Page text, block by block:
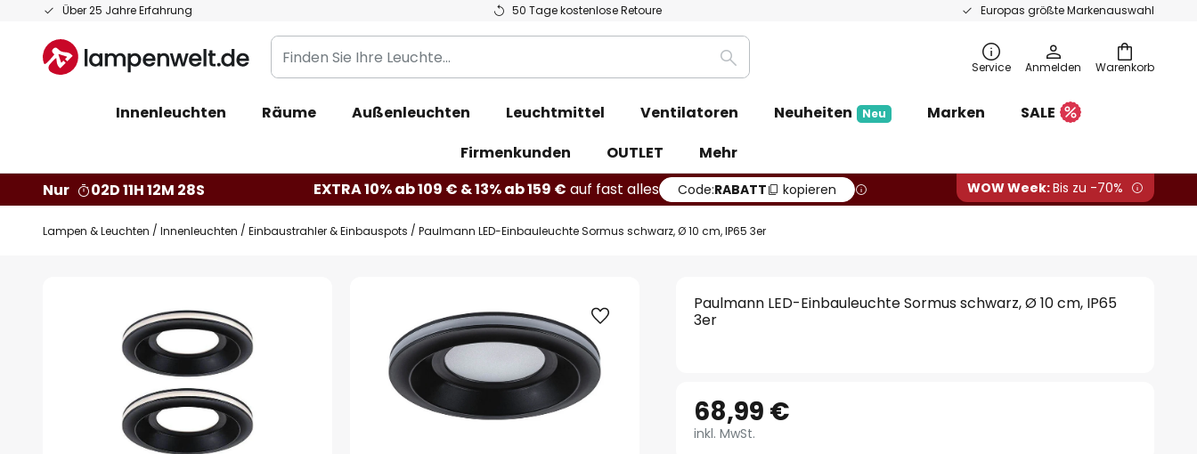
Über 25 Jahre Erfahrung 50 Tage kostenlose Retoure Europas größte Markenauswahl
Zum
springen
Warenkorb
Finden
Sie
Leuchte...
Suche Service Anmelden
Innenleuchten Räume Außenleuchten Leuchtmittel Ventilatoren Neuheiten Neu Marken
SALE
Firmenkunden
OUTLET
Mehr
Nur
02D 11H 12M 27S EXTRA 10% ab 109 € & 13% ab 159 € auf fast alles Code:RABATT kopieren WOW Week:Bis zu -70%
Lampen & Leuchten Innenleuchten Einbaustrahler & Einbauspots Paulmann LED-Einbauleuchte Sormus schwarz, Ø 10 cm, IP65 3er
Paulmann LED-Einbauleuchte Sormus schwarz, Ø 10 cm, IP65
3er
68,99 €
inkl. MwSt.